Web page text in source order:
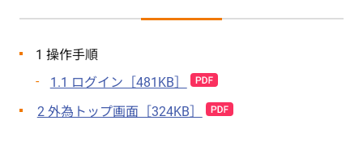
1 操作手順
1.1 ログイン［481KB］
2 外為トップ画面［324KB］